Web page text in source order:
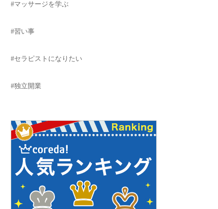
#マッサージを学ぶ
#習い事
#セラピストになりたい
#独立開業